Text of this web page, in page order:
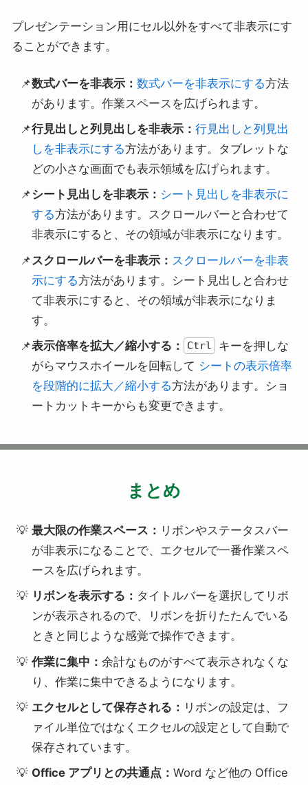
プレゼンテーション用にセル以外をすべて非表示にす
ることができます。
数式バーを非表示：数式バーを非表示にする方法
があります。作業スペースを広げられます。
行見出しと列見出しを非表示：行見出しと列見出
しを非表示にする方法があります。タブレットな
どの小さな画面でも表示領域を広げられます。
シート見出しを非表示： シート見出しを非表示に
する方法があります。スクロールバーと合わせて
非表示にすると、その領域が非表示になります。
スクロールバーを非表示： スクロールバーを非表
示にする方法があります。シート見出しと合わせ
て非表示にすると、その領域が非表示になりま
す。
表示倍率を拡大／縮小する：
Ctrl
キーを押しな
がらマウスホイールを回転して シートの表示倍率
を段階的に拡大／縮小する方法があります。ショ
ートカットキーからも変更できます。
まとめ
最大限の作業スペース： リボンやステータスバー
が非表示になることで、エクセルで一番作業スペ
ースを広げられます。
リボンを表示する： タイトルバーを選択してリボ
ンが表示されるので、リボンを折りたたんでいる
ときと同じような感覚で操作できます。
作業に集中：余計なものがすべて表示されなくな
り、作業に集中できるようになります。
エクセルとして保存される： リボンの設定は、フ
ァイル単位ではなくエクセルの設定として自動で
保存されています。
Office アプリとの共通点：Word など他の Office